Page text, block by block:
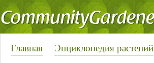
Главная Энциклопедия растений